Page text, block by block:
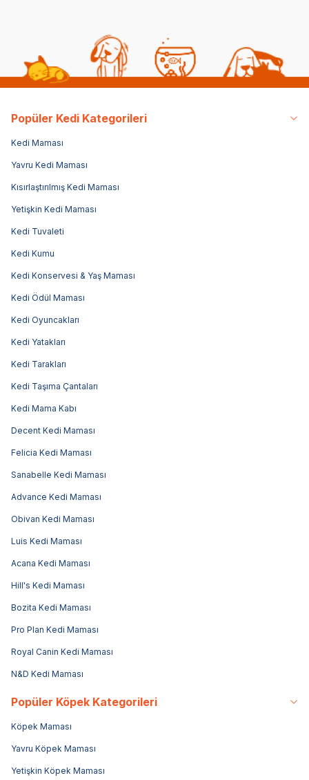
Popüler Kedi Kategorileri
Kedi Maması
Yavru Kedi Maması
Kısırlaştırılmış Kedi Maması
Yetişkin Kedi Maması
Kedi Tuvaleti
Kedi Kumu
Kedi Konservesi & Yaş Maması
Kedi Ödül Maması
Kedi Oyuncakları
Kedi Yatakları
Kedi Tarakları
Kedi Taşıma Çantaları
Kedi Mama Kabı
Decent Kedi Maması
Felicia Kedi Maması
Sanabelle Kedi Maması
Advance Kedi Maması
Obivan Kedi Maması
Luis Kedi Maması
Acana Kedi Maması
Hill's Kedi Maması
Bozita Kedi Maması
Pro Plan Kedi Maması
Royal Canin Kedi Maması
N&D Kedi Maması
Popüler Köpek Kategorileri
Köpek Maması
Yavru Köpek Maması
Yetişkin Köpek Maması